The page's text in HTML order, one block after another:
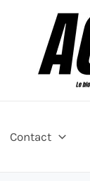
Contact